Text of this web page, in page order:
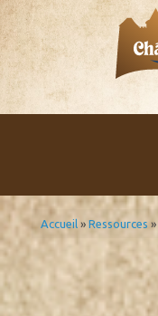
Skip
to
content
Accueil » Ressources »